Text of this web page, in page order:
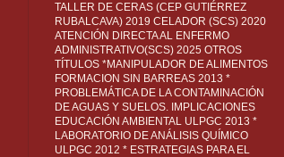
TALLER DE CERAS (CEP GUTIÉRREZ
RUBALCAVA) 2019 CELADOR (SCS) 2020
ATENCIÓN DIRECTA AL ENFERMO
ADMINISTRATIVO(SCS) 2025 OTROS
TÍTULOS *MANIPULADOR DE ALIMENTOS
FORMACION SIN BARREAS 2013 *
PROBLEMÁTICA DE LA CONTAMINACIÓN
DE AGUAS Y SUELOS. IMPLICACIONES
EDUCACIÓN AMBIENTAL ULPGC 2013 *
LABORATORIO DE ANÁLISIS QUÍMICO
ULPGC 2012 * ESTRATEGIAS PARA EL